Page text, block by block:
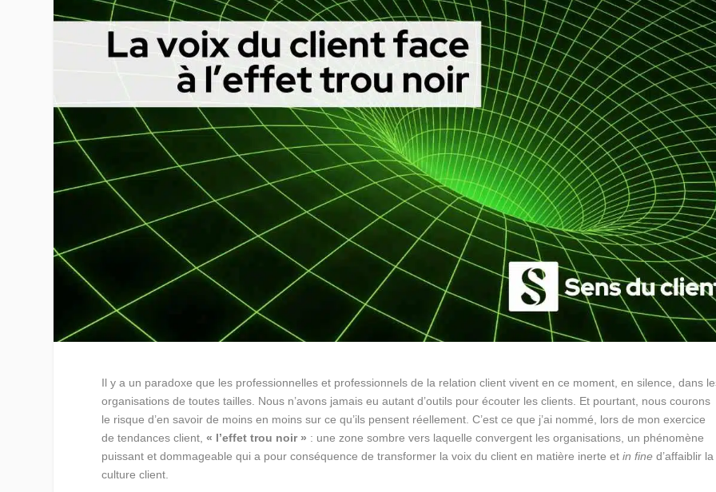
Il y a un paradoxe que les professionnelles et professionnels de la relation client vivent en ce moment, en silence, dans
organisations de toutes tailles. Nous n’avons jamais eu autant d’outils pour écouter les clients. Et pourtant, nous courons
le risque d’en savoir de moins en moins sur ce qu’ils pensent réellement. C’est ce que j’ai nommé, lors de mon exercice
de tendances client,« l’effet trou noir » : une zone sombre vers laquelle convergent les organisations, un phénomène
puissant et dommageable qui a pour conséquence de transformer la voix du client en matière inerte etin fine d’affaiblir la
culture client.